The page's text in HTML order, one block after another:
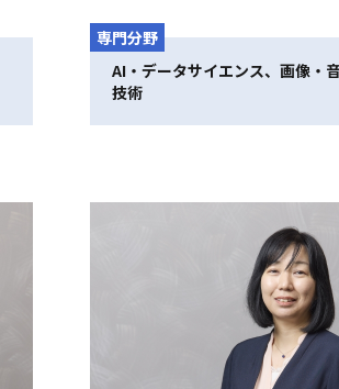
専門分野
AI・データサイエンス、画像・
技術